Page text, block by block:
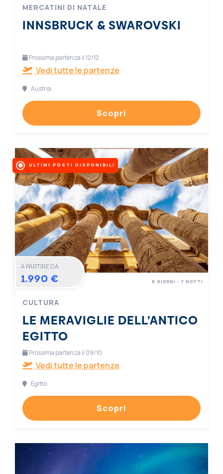
MERCATINI DI NATALE
INNSBRUCK & SWAROVSKI
Prossima partenza il 12/12
Vedi tutte le partenze
Austria
Scopri
ULTIMI POSTI DISPONIBILI
A PARTIRE DA
1.990 €
CULTURA
LE MERAVIGLIE DELL’ANTICO
EGITTO
8 GIORNI - 7 NOTTI
Prossima partenza il 09/10
Vedi tutte le partenze
Egitto
Scopri